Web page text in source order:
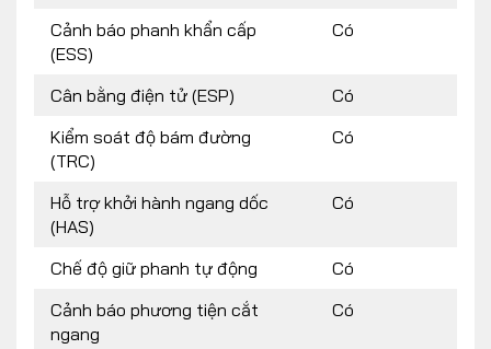
Cảnh báo phanh khẩn cấp
(ESS)
Có
Cân bằng điện tử (ESP)
Có
Kiểm soát độ bám đường
(TRC)
Có
Hỗ trợ khởi hành ngang dốc
(HAS)
Có
Chế độ giữ phanh tự động
Có
Cảnh báo phương tiện cắt
ngang
Có